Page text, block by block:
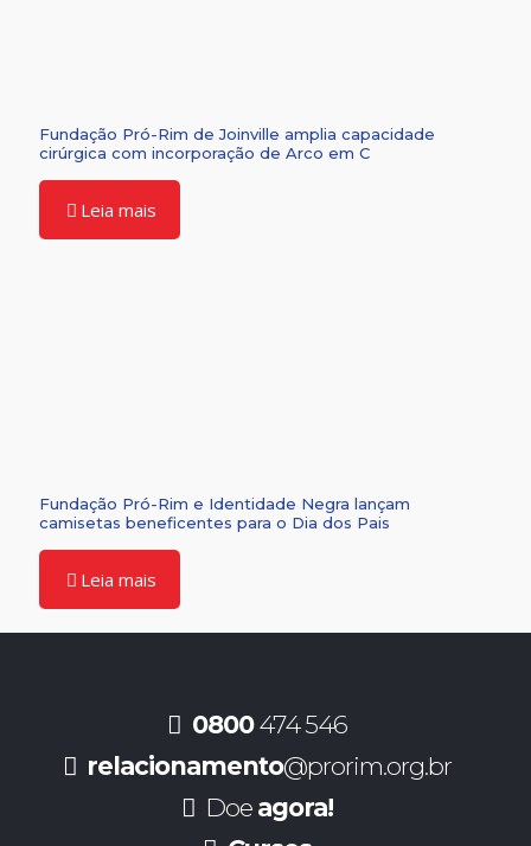
Fundação Pró-Rim de Joinville amplia capacidade
cirúrgica com incorporação de Arco em C
Leia mais
Fundação Pró-Rim e Identidade Negra lançam
camisetas beneficentes para o Dia dos Pais
Leia mais
0800474 546
relacionamento@prorim.org.br
Doe agora!